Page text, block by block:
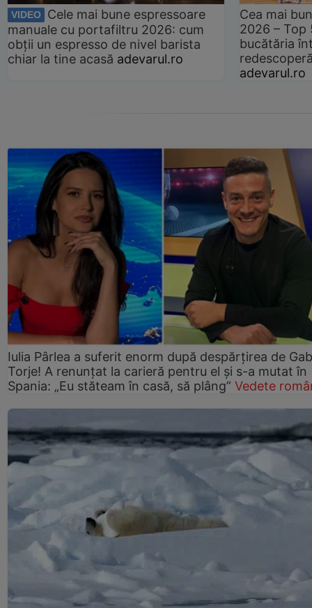
VIDEO
Cele mai bune espressoare
manuale cu portafiltru 2026: cum
obții un espresso de nivel barista
chiar la tine acasă adevarul.ro
Cea mai
2026 –
bucătăria
adevarul.ro
Iulia Pârlea a suferit enorm după despărțirea de
Torje! A renunțat la carieră pentru el și s-a mutat în
Spania: „Eu stăteam în casă, să plâng” Vedete